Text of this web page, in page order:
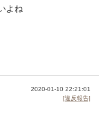
よね
2020-01-10 22:21:01
[違反報告]